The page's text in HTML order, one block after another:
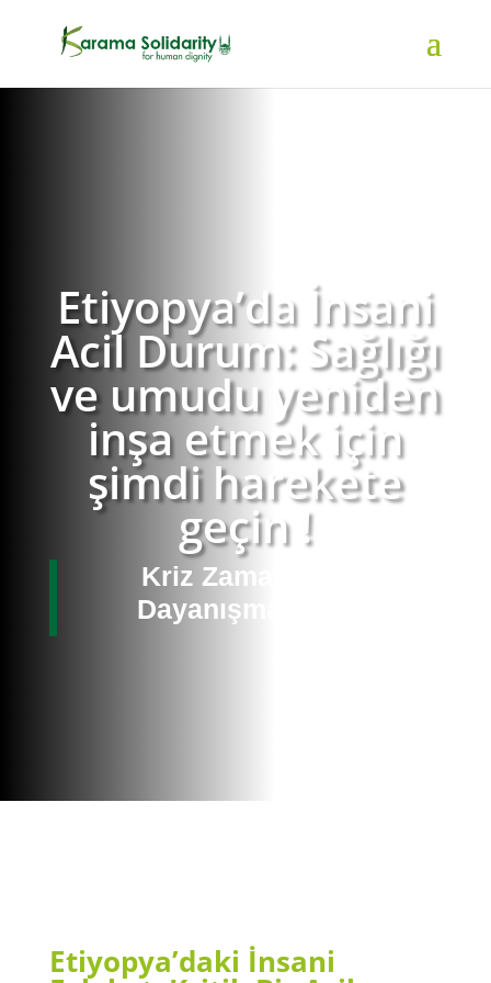
Etiyopya’da İnsani
Acil Durum: Sağlığı
ve umudu yeniden
inşa etmek için
şimdi harekete
geçin !
Kriz Zamanlarında
Dayanışma Çağrısı
Etiyopya’daki İnsani